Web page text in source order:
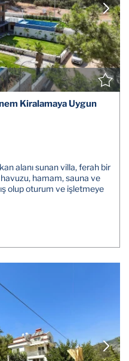
Kiralamaya Uygun
alanı sunan villa, ferah bir
hamam, sauna ve
olup oturum ve işletmeye